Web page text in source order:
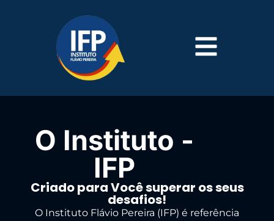
O Instituto -
IFP
Criado para Você superar os seus
desafios!
O Instituto Flávio Pereira (IFP) é referência